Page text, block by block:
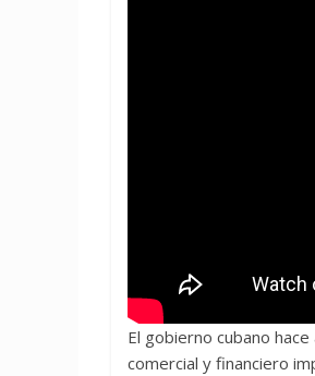
El gobierno cubano
comercial y financiero